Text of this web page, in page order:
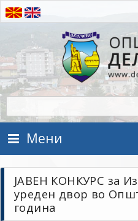
Прескокнете на содржината
Општина Делчево
Општина Делчево
Мени
ЈАВЕН КОНКУРС за
уреден двор во
година